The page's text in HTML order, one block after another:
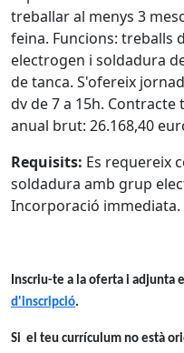
treballar al menys 3
feina. Funcions: treballs
electrogen i soldadura
de tanca. S'ofereix
dv de 7 a 15h. Contracte
anual brut: 26.168,40
Requisits: Es requereix
soldadura amb grup
Incorporació immediata.
Inscriu-te a la oferta i adjunta
d'inscripció.
Si el teu currículum no està